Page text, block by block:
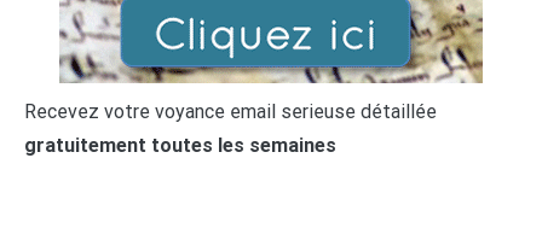
Recevez votre voyance email serieuse détaillée
gratuitement toutes les semaines